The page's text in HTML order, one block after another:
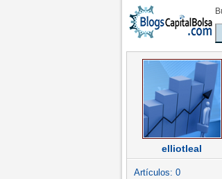
elliotleal
Artículos: 0